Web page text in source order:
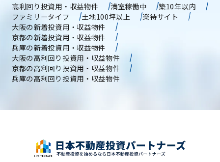
高利回り投資用・収益物件
満室稼働中
築10年以内
ファミリータイプ
土地100坪以上
楽待サイト
大阪の新着投資用・収益物件
京都の新着投資用・収益物件
兵庫の新着投資用・収益物件
大阪の高利回り投資用・収益物件
京都の高利回り投資用・収益物件
兵庫の高利回り投資用・収益物件